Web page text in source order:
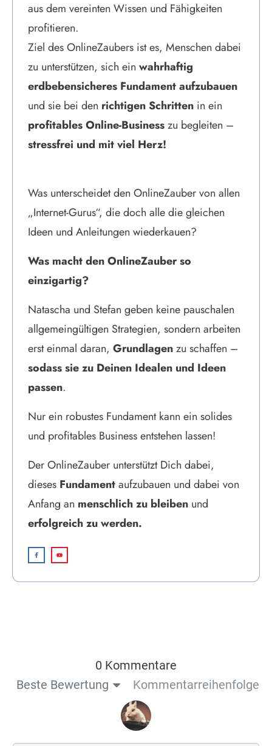
aus dem vereinten Wissen und Fähigkeiten
profitieren.
Ziel des OnlineZaubers ist es, Menschen dabei
zu unterstützen, sich ein wahrhaftig
erdbebensicheres Fundament aufzubauen
und sie bei den richtigen Schritten in ein
profitables Online-Businesszu begleiten –
stressfrei und mit viel Herz!
Was unterscheidet den OnlineZauber von allen
„Internet-Gurus“, die doch alle die gleichen
Ideen und Anleitungen wiederkauen?
Was macht den OnlineZauber so
einzigartig?
Natascha und Stefan geben keine pauschalen
allgemeingültigen Strategien, sondern arbeiten
erst einmal daran, Grundlagenzu schaffen –
sodass sie zu Deinen Idealen und Ideen
passen.
Nur ein robustes Fundament kann ein solides
und profitables Business entstehen lassen!
Der OnlineZauber unterstützt Dich dabei,
dieses Fundamentaufzubauen und dabei von
Anfang an menschlich zu bleiben und
erfolgreich zu werden.
0 Kommentare
Beste Bewertung
Kommentarreihenfolge